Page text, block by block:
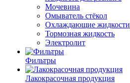
Мочевина
Омыватель стёкол
Охлаждающие жидкости
Тормозная жидкость
Электролит
Фильтры
Лакокрасочная продукция